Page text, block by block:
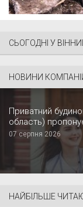
СЬОГОДНІ У
НОВИНИ
Приватний
область)
07 серпня 2026
НАЙБІЛЬШЕ